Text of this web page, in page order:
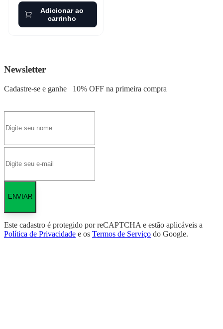
Adicionar ao
carrinho
Newsletter
Cadastre-se e ganhe 10% OFF na primeira compra
ENVIAR
Este cadastro é protegido por reCAPTCHA e estão aplicáveis a
Política de Privacidade e os Termos de Serviço do Google.